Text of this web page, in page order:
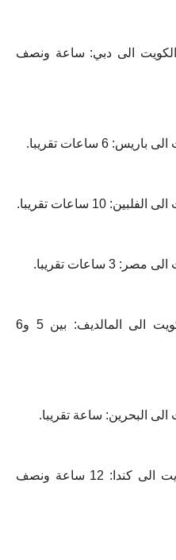
الى دبي: ساعة ونصف
6 ساعات تقريبا.
10 ساعات تقريبا.
تقريبا.
- مدة الرحلة بالطائرة من الكويت الى المالديف: بين 5 و6
البحرين: ساعة تقريبا.
- مدة الرحلة بالطائرة من الكويت الى كندا: 12 ساعة ونصف